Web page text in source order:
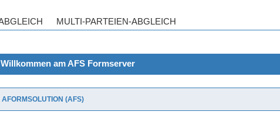
Willkommen am AFS Formserver
AFORMSOLUTION (AFS)